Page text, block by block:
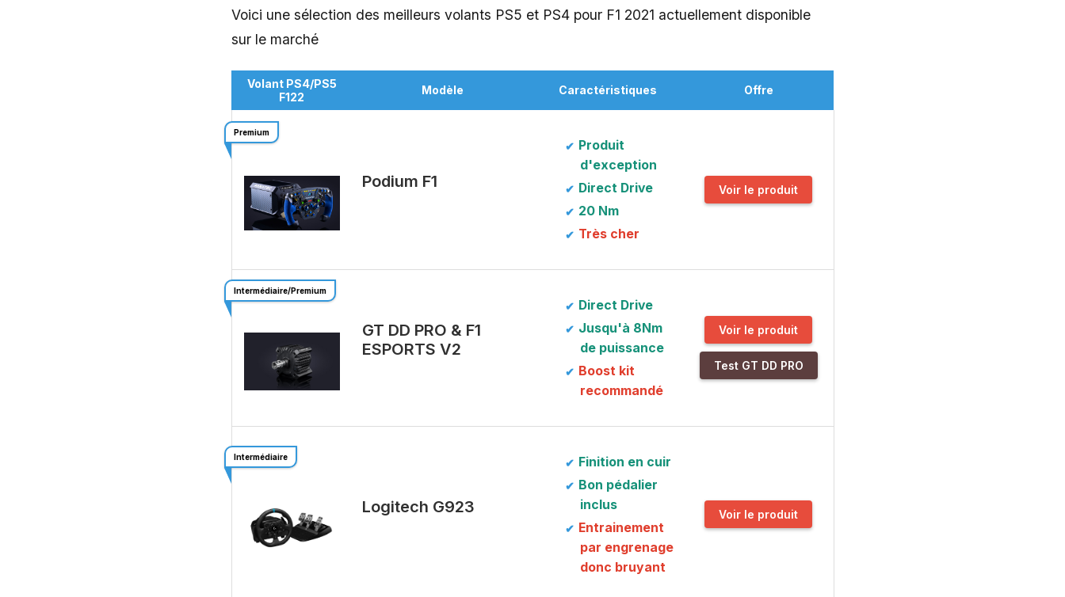
Voici une sélection des meilleurs volants PS5 et PS4 pour F1 2021 actuellement disponible
sur le marché
Volant PS4/PS5
F122
Modèle Caractéristiques Offre
Premium
Podium F1
Produit
d'exception
Direct Drive
20 Nm
Très cher
Voir le produit
Intermédiaire/Premium
GT DD PRO & F1
ESPORTS V2
Direct Drive
Jusqu'à 8Nm
de puissance
Boost kit
recommandé
Voir le produit
Test GT DD PRO
Intermédiaire
Logitech G923
Finition en cuir
Bon pédalier
inclus
Entrainement
par engrenage
donc bruyant
Voir le produit